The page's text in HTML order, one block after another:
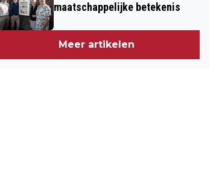
maatschappelijke betekenis
Meer artikelen